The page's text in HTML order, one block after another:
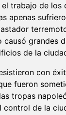
trabajo de los
apenas
causó grandes
de la
con
fueron
tropas
control de la